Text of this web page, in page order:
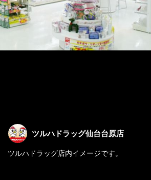
ツルハドラッグ仙台台原店
ツルハドラッグ店内イメージです。